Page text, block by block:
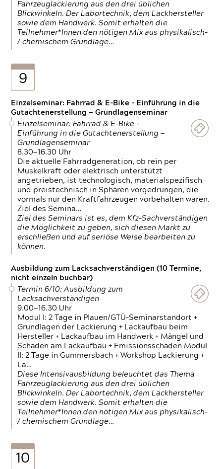
Fahrzeuglackierung aus den drei üblichen
Blickwinkeln. Der Labortechnik, dem Lackhersteller
sowie dem Handwerk. Somit erhalten die
Teilnehmer*Innen den nötigen Mix aus physikalisch-
/ chemischem Grundlage…
9
Einzelseminar: Fahrrad & E-Bike - Einführung in die
Gutachtenerstellung — Grundlagenseminar
Einzelseminar: Fahrrad & E-Bike -
Einführung in die Gutachtenerstellung —
Grundlagenseminar
8.30—16.30 Uhr
Die aktuelle Fahrradgeneration, ob rein per
Muskelkraft oder elektrisch unterstützt
angetrieben, ist technologisch, materialspezifisch
und preistechnisch in Sphären vorgedrungen, die
vormals nur den Kraftfahrzeugen vorbehalten waren.
Ziel des Semina…
Ziel des Seminars ist es, dem Kfz-Sachverständigen
die Möglichkeit zu geben, sich diesen Markt zu
erschließen und auf seriöse Weise bearbeiten zu
können.
Ausbildung zum Lacksachverständigen (10 Termine,
nicht einzeln buchbar)
Termin 6/10: Ausbildung zum
Lacksachverständigen
9.00—16.30 Uhr
Modul I: 2 Tage in Plauen/GTÜ-Seminarstandort +
Grundlagen der Lackierung + Lackaufbau beim
Hersteller + Lackaufbau im Handwerk + Mängel und
Schäden am Lackaufbau + Emissionsschäden Modul
II: 2 Tage in Gummersbach + Workshop Lackierung +
La…
Diese Intensivausbildung beleuchtet das Thema
Fahrzeuglackierung aus den drei üblichen
Blickwinkeln. Der Labortechnik, dem Lackhersteller
sowie dem Handwerk. Somit erhalten die
Teilnehmer*Innen den nötigen Mix aus physikalisch-
/ chemischem Grundlage…
10